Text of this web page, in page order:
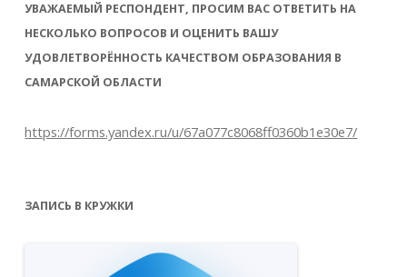
смену учится ребенок, поскольку это
влияет на его приемы пищи. Кроме того,
рекомендуется составление рациона не на
один день, а на всю неделю, чтобы блюда
присутствовали в недельном меню.
УВАЖАЕМЫЙ РЕСПОНДЕНТ, ПРОСИМ ВАС ОТВЕТИТЬ НА
НЕСКОЛЬКО ВОПРОСОВ И ОЦЕНИТЬ ВАШУ
УДОВЛЕТВОРЁННОСТЬ КАЧЕСТВОМ ОБРАЗОВАНИЯ В
САМАРСКОЙ ОБЛАСТИ
https://forms.yandex.ru/u/67a077c8068ff0360b1e30e7/
ЗАПИСЬ В КРУЖКИ